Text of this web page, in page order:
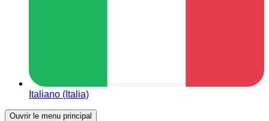
Italiano (Italia)
Ouvrir le menu principal